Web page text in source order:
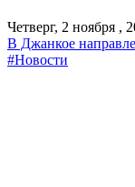
Четверг, 2 ноября ,
В Джанкое
#Новости